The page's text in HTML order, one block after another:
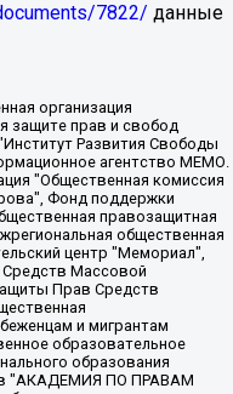
7822/ данные
Александрович, Никульшина Вероника Юрьевна, Толоконникова Надежда Андреевна, Шендерович Виктор Анатольевич, Общество с ограниченной ответственностью "Данное сообщение", Общество с ограниченной ответственностью Издательский дом "Новая глава", Айнбиндер Александра Александровна, Московский комьюнити-центр для ЛГБТ+инициатив, Благотворительный фонд развития филантропии, Deutsche Welle (Германия, Kurt-Schumacher-Strasse 3, 53113 Bonn), Борзунова Мария Михайловна, Воробьев Виктор Викторович, Голубева Анна Львовна, Константинова Алла Михайловна, Малкова Ирина Владимировна, Мурадов Мурад Абдулгалимович, Осетинская Елизавета Николаевна, Понасенков Евгений Николаевич, Ганапольский Матвей Юрьевич, Киселев Евгений Алексеевич, Борухович Ирина Григорьевна, Дремин Иван Тимофеевич, Дубровский Дмитрий Викторович, Красноярская региональная общественная организация поддержки и развития альтернативных образовательных технологий и межкультурных коммуникаций "ИНТЕРРА", Маяковская Екатерина Алексеевна, Фейгин Марк Захарович, Филимонов Андрей Викторович, Дзугкоева Регина Николаевна, Доброхотов Роман Александрович, Дудь Юрий Александрович, Елкин Сергей Владимирович, Кругликов Кирилл Игоревич, Сабунаева Мария Леонидовна, Семенов Алексей Владимирович, Шаинян Карен Багратович, Шульман Екатерина Михайловна, Асафьев Артур Валерьевич, Вахштайн Виктор Семенович, Венедиктов Алексей Алексеевич, Лушникова Екатерина Евгеньевна, Волков Леонид Михайлович, Невзоров Александр Глебович, Пархоменко Сергей Борисович, Сироткин Ярослав Николаевич, Кара-Мурза Владимир Владимирович, Баранова Наталья Владимировна, Гозман Леонид Яковлевич, Кагарлицкий Борис Юльевич, Климарев Михаил Валерьевич, Милов Владимир Станиславович, Автономная некоммерческая организация Краснодарский центр современного искусства "Типография", Моргенштерн Алишер Тагирович, Соболь Любовь Эдуардовна, Общество с ограниченной ответственностью "ЛИЗА НОРМ", Каспаров Гарри Кимович, Ходорковский Михаил Борисович, Общество с ограниченной ответственностью "Апрельские тезисы", Данилович Ирина Брониславовна, Кашин Олег Владимирович, Петров Николай Владимирович, Пивоваров Алексей Владимирович, Соколов Михаил Владимирович, Цветкова Юлия Владимировна, Чичваркин Евгений Александрович, Комитет против пыток/Команда против пыток, Общество с ограниченной ответственностью "Первый научный", Общество с ограниченной ответственностью "Вертолет и ко", Белоцерковская Вероника Борисовна, Кац Максим Евгеньевич, Лазарева Татьяна Юрьевна, Шаведдинов Руслан Табризович, Яшин Илья Валерьевич, Общество с ограниченной ответственностью "Иноагент ААВ", Алешковский Дмитрий Петрович, Альбац Евгения Марковна, Быков Дмитрий Львович, Галямина Юлия Евгеньевна, Лойко Сергей Леонидович, Мартынов Кирилл Константинович, Медведев Сергей Александрович, Крашенинников Федор Геннадиевич, Гордеева Катерина Вл